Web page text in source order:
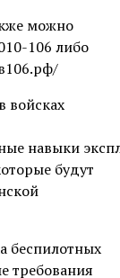
можно
106 либо
войсках
навыки
будут
беспилотных
требования